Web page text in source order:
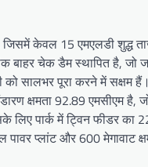
केवल 15 एमएलडी शुद्ध
बाहर चेक डैम स्थापित है,
सालभर पूरा करने में सक्षम
क्षमता 92.89 एमसीएम है,
लिए पार्क में ट्विन फीडर
प्लांट और 600 मेगावाट